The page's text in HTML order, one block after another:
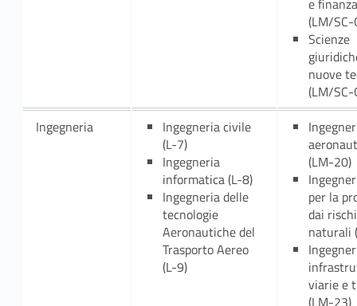
e finanza
(LM/SC-
Scienze
nuove
(LM/SC-
Ingegneria
Ingegneria civile
(L-7)
Ingegneria
informatica (L-8)
Ingegneria delle
tecnologie
Aeronautiche del
Trasporto Aereo
(L-9)
(LM-20)
per la
dai rischi
naturali
viarie e